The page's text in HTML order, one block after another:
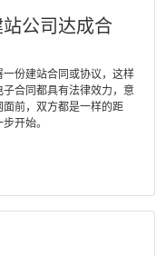
公司达成合
份建站合同或协议，这样
合同都具有法律效力，意
前，双方都是一样的距
开始。